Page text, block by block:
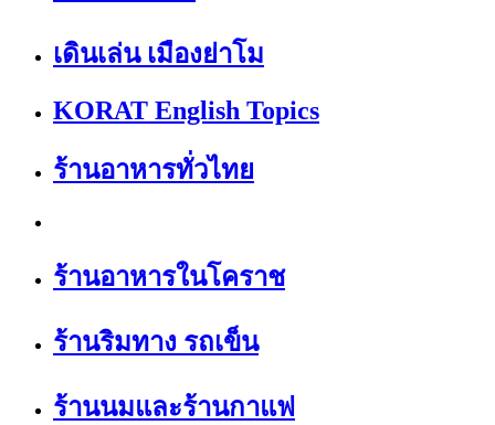
เดินเล่น เมืองย่าโม
KORAT English Topics
ร้านอาหารทั่วไทย
ร้านอาหารในโคราช
ร้านริมทาง รถเข็น
ร้านนมและร้านกาแฟ